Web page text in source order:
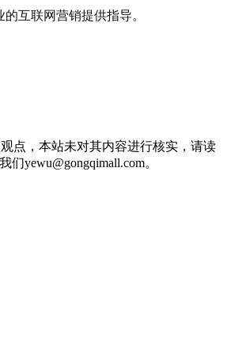
互联网营销提供指导。
点，本站未对其内容进行核实，请读
yewu@gongqimall.com。